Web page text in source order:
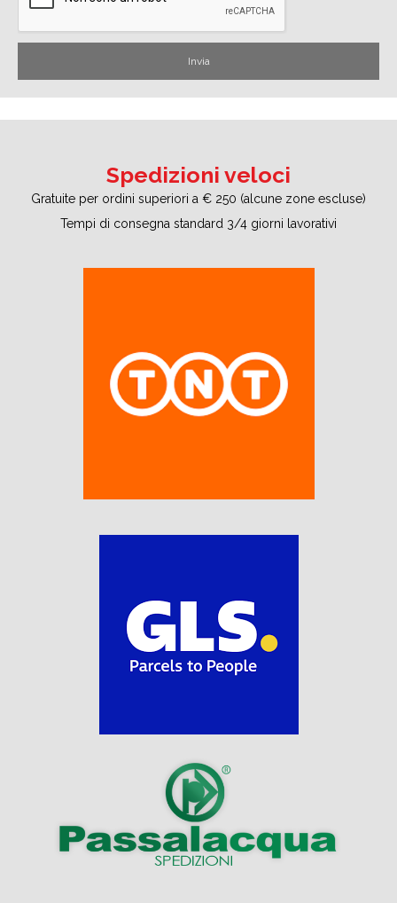
Spedizioni veloci
Gratuite per ordini superiori a € 250 (alcune zone escluse)
Tempi di consegna standard 3/4 giorni lavorativi